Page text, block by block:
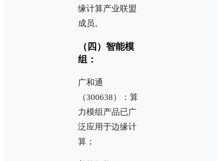
缘计算产业联盟
成员。
（四）智能模
组：
广和通
（300638）：算
力模组产品已广
泛应用于边缘计
算；